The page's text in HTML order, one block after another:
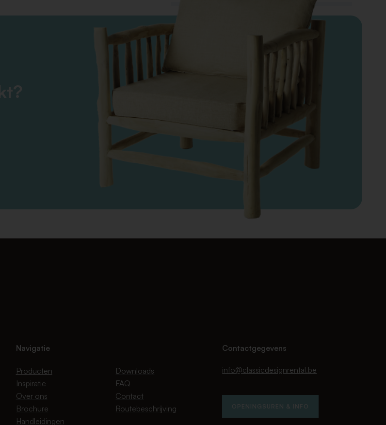
Navigatie
Producten
Inspiratie
Over ons
Brochure
Handleidingen
Downloads
FAQ
Contact
Routebeschrijving
Contactgegevens
info@classicdesignrental.be
OPENINGSUREN & INFO